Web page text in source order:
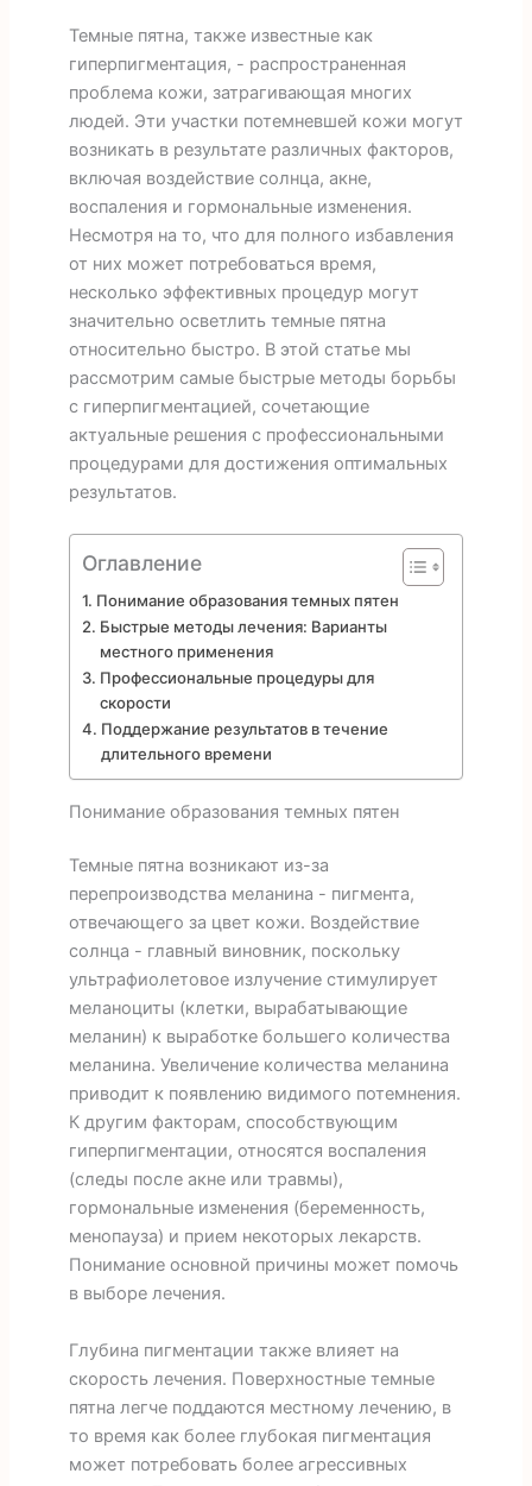
Темные пятна, также известные как
гиперпигментация, - распространенная
проблема кожи, затрагивающая многих
людей. Эти участки потемневшей кожи могут
возникать в результате различных факторов,
включая воздействие солнца, акне,
воспаления и гормональные изменения.
Несмотря на то, что для полного избавления
от них может потребоваться время,
несколько эффективных процедур могут
значительно осветлить темные пятна
относительно быстро. В этой статье мы
рассмотрим самые быстрые методы борьбы
с гиперпигментацией, сочетающие
актуальные решения с профессиональными
процедурами для достижения оптимальных
результатов.
Оглавление
Понимание образования темных пятен
Быстрые методы лечения: Варианты
местного применения
Профессиональные процедуры для
скорости
Поддержание результатов в течение
длительного времени
Понимание образования темных пятен
Темные пятна возникают из-за
перепроизводства меланина - пигмента,
отвечающего за цвет кожи. Воздействие
солнца - главный виновник, поскольку
ультрафиолетовое излучение стимулирует
меланоциты (клетки, вырабатывающие
меланин) к выработке большего количества
меланина. Увеличение количества меланина
приводит к появлению видимого потемнения.
К другим факторам, способствующим
гиперпигментации, относятся воспаления
(следы после акне или травмы),
гормональные изменения (беременность,
менопауза) и прием некоторых лекарств.
Понимание основной причины может помочь
в выборе лечения.
Глубина пигментации также влияет на
скорость лечения. Поверхностные темные
пятна легче поддаются местному лечению, в
то время как более глубокая пигментация
может потребовать более агрессивных